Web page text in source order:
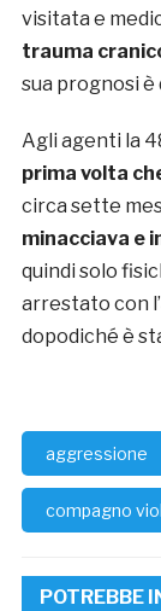
visitata e
trauma
sua prognosi è
Agli agenti la
prima volta
circa sette
minacciava e
quindi solo
arrestato con
dopodiché è
aggressione
compagno
POTREBBE